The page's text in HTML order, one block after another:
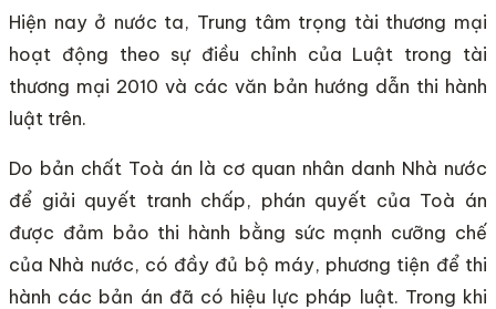
Hiện nay ở nước ta, Trung tâm trọng tài thương mại
hoạt động theo sự điều chỉnh của Luật trong tài
thương mại 2010 và các văn bản hướng dẫn thi hành
luật trên.
Do bản chất Toà án là cơ quan nhân danh Nhà nước
để giải quyết tranh chấp, phán quyết của Toà án
được đảm bảo thi hành bằng sức mạnh cưỡng chế
của Nhà nước, có đầy đủ bộ máy, phương tiện để thi
hành các bản án đã có hiệu lực pháp luật. Trong khi